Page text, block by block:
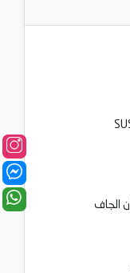
الجاف